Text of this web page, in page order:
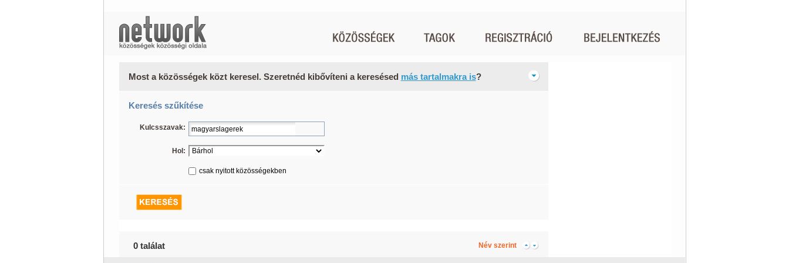
Most a közösségek közt keresel. Szeretnéd kibővíteni a keresésed más tartalmakra is?
Keresés szűkítése
Kulcsszavak:
Hol:
csak nyitott közösségekben
0 találat Név szerint